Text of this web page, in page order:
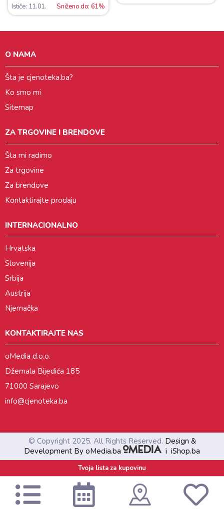
Ističe: 11.01. Sniženo do: 61%
O NAMA
Šta je cjenoteka.ba?
Ko smo mi
Sitemap
ZA TRGOVINE I BRENDOVE
Šta mi radimo
Za trgovine
Za brendove
Kontaktirajte prodaju
INTERNACIONALNO
Hrvatska
Slovenija
Srbija
Austrija
Njemačka
KONTAKTIRAJTE NAS
oMedia d.o.o.
Džemala Bijedića 185
71000 Sarajevo
info@cjenoteka.ba
© Copyright 2025. All Rights Reserved. Design &
Development By oMedia.ba
i iShop.ba
Tvoja lista za kupovinu